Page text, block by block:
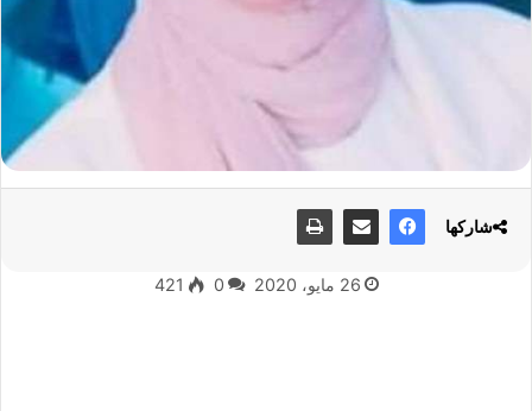
26 مايو، 2020 0
421
شاركها